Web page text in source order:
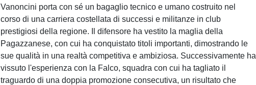
Vanoncini porta con sé un bagaglio tecnico e umano costruito nel
corso di una carriera costellata di successi e militanze in club
prestigiosi della regione. Il difensore ha vestito la maglia della
Pagazzanese, con cui ha conquistato titoli importanti, dimostrando le
sue qualità in una realtà competitiva e ambiziosa. Successivamente ha
vissuto l'esperienza con la Falco, squadra con cui ha tagliato il
traguardo di una doppia promozione consecutiva, un risultato che